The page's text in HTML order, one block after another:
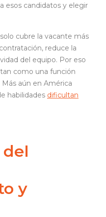
esos candidatos y elegir
cubre la vacante más
reduce la
del equipo. Por eso
como una función
aún en América
habilidades dificultan
del
y